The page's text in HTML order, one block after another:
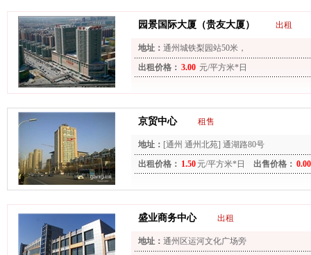
园景国际大厦（贵友大厦） 出租
地址： 通州城铁梨园站50米，
出租价格： 3.00 元/平方米*日
京贸中心 租售
地址： [通州 通州北苑] 通湖路80号
出租价格： 1.50 元/平方米*日 出售价格： 0.00
盛业商务中心 出租
地址： 通州区运河文化广场旁